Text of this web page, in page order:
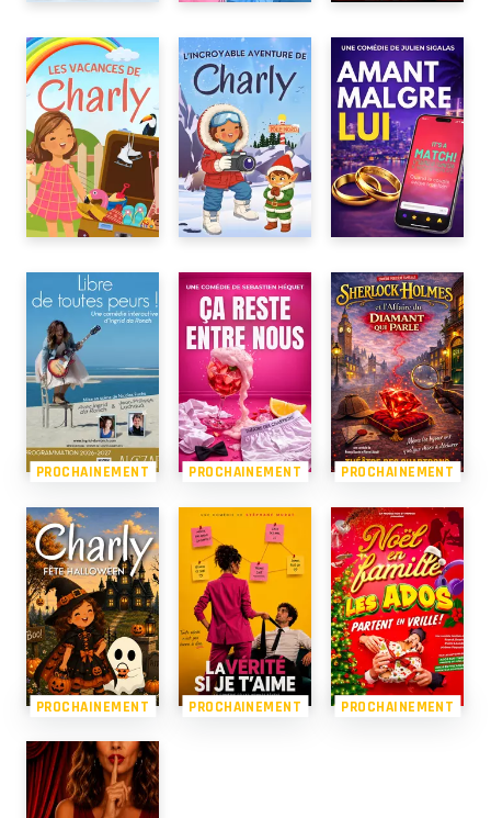
PROCHAINEMENT PROCHAINEMENT PROCHAINEMENT
PROCHAINEMENT PROCHAINEMENT PROCHAINEMENT